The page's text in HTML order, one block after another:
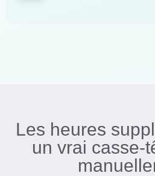
Les heures
un vrai casse-